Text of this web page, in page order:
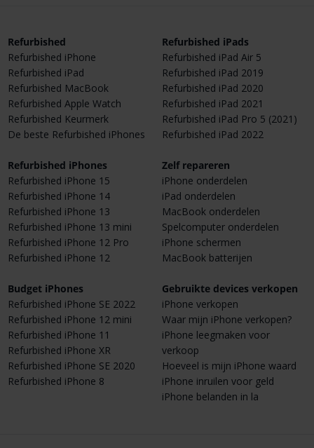
Refurbished
Refurbished iPhone
Refurbished iPad
Refurbished MacBook
Refurbished Apple Watch
Refurbished Keurmerk
De beste Refurbished iPhones
Refurbished iPhones
Refurbished iPhone 15
Refurbished iPhone 14
Refurbished iPhone 13
Refurbished iPhone 13 mini
Refurbished iPhone 12 Pro
Refurbished iPhone 12
Budget iPhones
Refurbished iPhone SE 2022
Refurbished iPhone 12 mini
Refurbished iPhone 11
Refurbished iPhone XR
Refurbished iPhone SE 2020
Refurbished iPhone 8
Refurbished iPads
Refurbished iPad Air 5
Refurbished iPad 2019
Refurbished iPad 2020
Refurbished iPad 2021
Refurbished iPad Pro 5 (2021)
Refurbished iPad 2022
Zelf repareren
iPhone onderdelen
iPad onderdelen
MacBook onderdelen
Spelcomputer onderdelen
iPhone schermen
MacBook batterijen
Gebruikte devices verkopen
iPhone verkopen
Waar mijn iPhone verkopen?
iPhone leegmaken voor
verkoop
Hoeveel is mijn iPhone waard
iPhone inruilen voor geld
iPhone belanden in la